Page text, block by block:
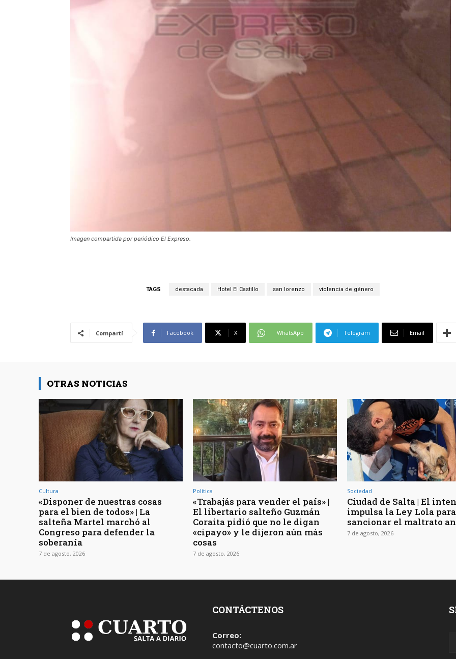
Imagen compartida por periódico El Expreso.
TAGS destacada Hotel El Castillo san lorenzo violencia de género
Compartí Facebook X WhatsApp Telegram Email
OTRAS NOTICIAS
Cultura
«Disponer de nuestras cosas
para el bien de todos» | La
salteña Martel marchó al
Congreso para defender la
soberanía
7 de agosto, 2026
Política
«Trabajás para vender el país» |
El libertario salteño Guzmán
Coraita pidió que no le digan
«cipayo» y le dijeron aún más
cosas
7 de agosto, 2026
Sociedad
Ciudad de Salta | El
impulsa la Ley Lola para
sancionar el maltrato
7 de agosto, 2026
CONTÁCTENOS
Correo:
contacto@cuarto.com.ar